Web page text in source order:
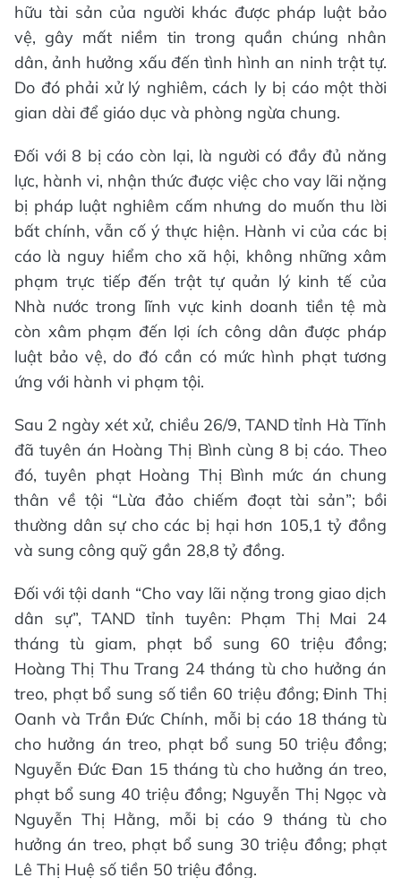
hữu tài sản của người khác được pháp luật bảo
vệ, gây mất niềm tin trong quần chúng nhân
dân, ảnh hưởng xấu đến tình hình an ninh trật tự.
Do đó phải xử lý nghiêm, cách ly bị cáo một thời
gian dài để giáo dục và phòng ngừa chung.
Đối với 8 bị cáo còn lại, là người có đầy đủ năng
lực, hành vi, nhận thức được việc cho vay lãi nặng
bị pháp luật nghiêm cấm nhưng do muốn thu lời
bất chính, vẫn cố ý thực hiện. Hành vi của các bị
cáo là nguy hiểm cho xã hội, không những xâm
phạm trực tiếp đến trật tự quản lý kinh tế của
Nhà nước trong lĩnh vực kinh doanh tiền tệ mà
còn xâm phạm đến lợi ích công dân được pháp
luật bảo vệ, do đó cần có mức hình phạt tương
ứng với hành vi phạm tội.
Sau 2 ngày xét xử, chiều 26/9, TAND tỉnh Hà Tĩnh
đã tuyên án Hoàng Thị Bình cùng 8 bị cáo. Theo
đó, tuyên phạt Hoàng Thị Bình mức án chung
thân về tội “Lừa đảo chiếm đoạt tài sản”; bồi
thường dân sự cho các bị hại hơn 105,1 tỷ đồng
và sung công quỹ gần 28,8 tỷ đồng.
Đối với tội danh “Cho vay lãi nặng trong giao dịch
dân sự”, TAND tỉnh tuyên: Phạm Thị Mai 24
tháng tù giam, phạt bổ sung 60 triệu đồng;
Hoàng Thị Thu Trang 24 tháng tù cho hưởng án
treo, phạt bổ sung số tiền 60 triệu đồng; Đinh Thị
Oanh và Trần Đức Chính, mỗi bị cáo 18 tháng tù
cho hưởng án treo, phạt bổ sung 50 triệu đồng;
Nguyễn Đức Đan 15 tháng tù cho hưởng án treo,
phạt bổ sung 40 triệu đồng; Nguyễn Thị Ngọc và
Nguyễn Thị Hằng, mỗi bị cáo 9 tháng tù cho
hưởng án treo, phạt bổ sung 30 triệu đồng; phạt
Lê Thị Huệ số tiền 50 triệu đồng.